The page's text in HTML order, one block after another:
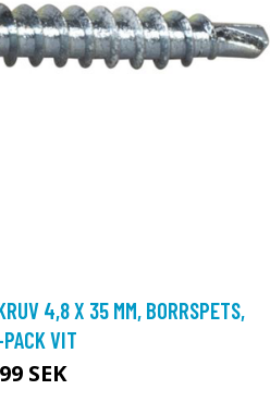
4,8 X 35 MM, BORRSPETS,
VIT
SEK